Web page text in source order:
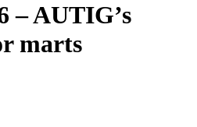
– AUTIG’s
marts